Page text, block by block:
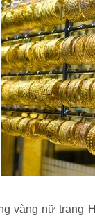
vàng nữ trang